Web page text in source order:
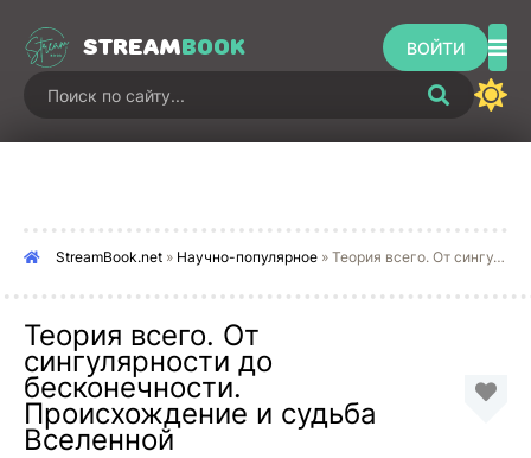
STREAMBOOK ВОЙТИ
StreamBook.net » Научно-популярное » Теория всего. От сингулярности до бесконечности. Происхождение и судьба Вселенной
Теория всего. От
сингулярности до
бесконечности.
Происхождение и судьба
Вселенной